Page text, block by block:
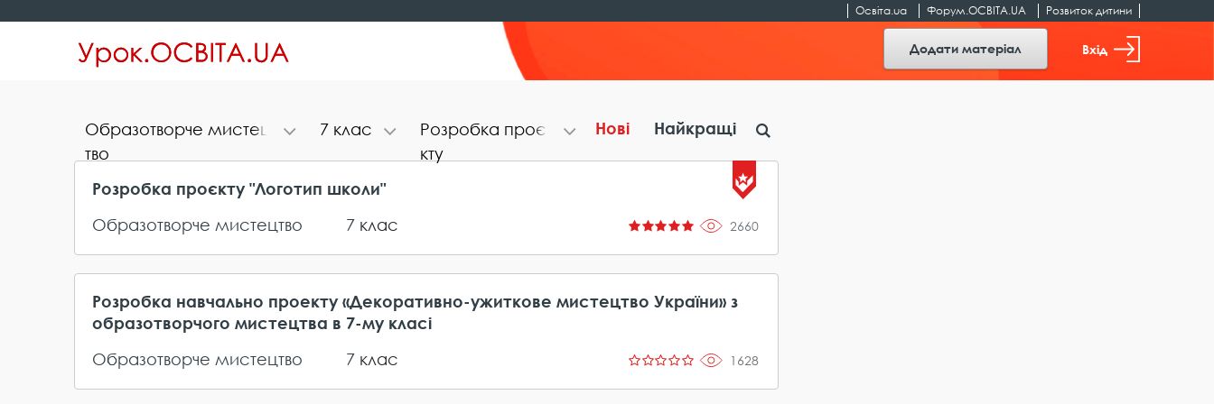
Освіта.ua Форум.ОСВІТА.UA Розвиток дитини
Додати матеріал Вхід
О​б​р​а​з​о​т​в​о​р​ч​е​ ​м​и​с​т​е​ц​
т​в​о
7​ ​к​л​а​с
Р​о​з​р​о​б​к​а​ ​п​р​о​є​
к​т​у
Нові Найкращі
Розробка проєкту "Логотип школи"
Образотворче мистецтво
7клас 2660
Розробка навчально проекту «Декоративно-ужиткове мистецтво України» з
образотворчого мистецтва в 7-му класі
Образотворче мистецтво
7клас 1628